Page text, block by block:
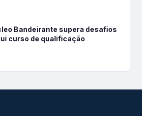
Bandeirante supera desafios
curso de qualificação